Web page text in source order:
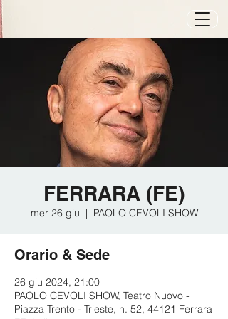
FERRARA (FE)
mer 26 giu
  |
PAOLO CEVOLI SHOW
Orario & Sede
26 giu 2024, 21:00
PAOLO CEVOLI SHOW, Teatro Nuovo -
Piazza Trento - Trieste, n. 52, 44121 Ferrara